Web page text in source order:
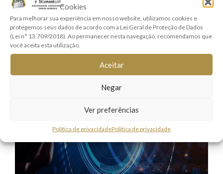
Cookies
Para melhorar sua experiência em nosso website, utilizamos cookies e
protegemos seus dados de acordo com a Lei Geral de Proteção de Dados
(Lei n° 13.709/2018). Ao permanecer nesta navegação, recomendamos que
você aceita esta utilização.
Aceitar
Negar
Ver preferências
Política de privacidadePolítica de privacidade
Ler mais